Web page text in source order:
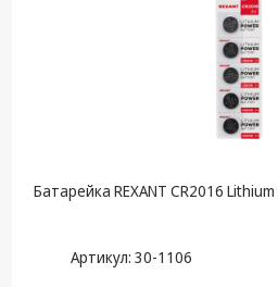
Батарейка REXANT CR2016 Lithium
Артикул: 30-1106